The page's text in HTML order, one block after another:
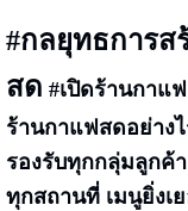
#กลยุทธการส
สด #เปิดร้านกาแ
ร้านกาแฟสดอย่าง
รองรับทุกกลุ่มลูกค้
ทุกสถานที่ เมนูยิ่งเ